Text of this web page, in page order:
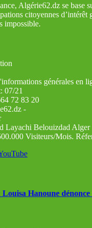
Algérie62.dz se base
citoyennes d’intérêt
impossible.
générales en
07/21
72 83 20
-
Layachi Belouizdad Alger
Visiteurs/Mois.
Hanoune dénonce